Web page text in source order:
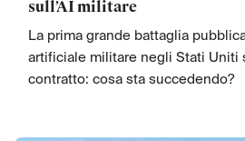
sull’AI militare
La prima grande battaglia
artificiale militare negli Stati Uniti
contratto: cosa sta succedendo?